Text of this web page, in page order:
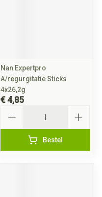
Nan Expertpro
A/regurgitatie Sticks
4x26,2g
€ 4,85
Bestel